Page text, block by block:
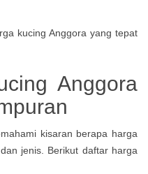
Anggora
kisaran berapa harga
jenis. Berikut daftar harga